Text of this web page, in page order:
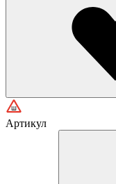
Артикул